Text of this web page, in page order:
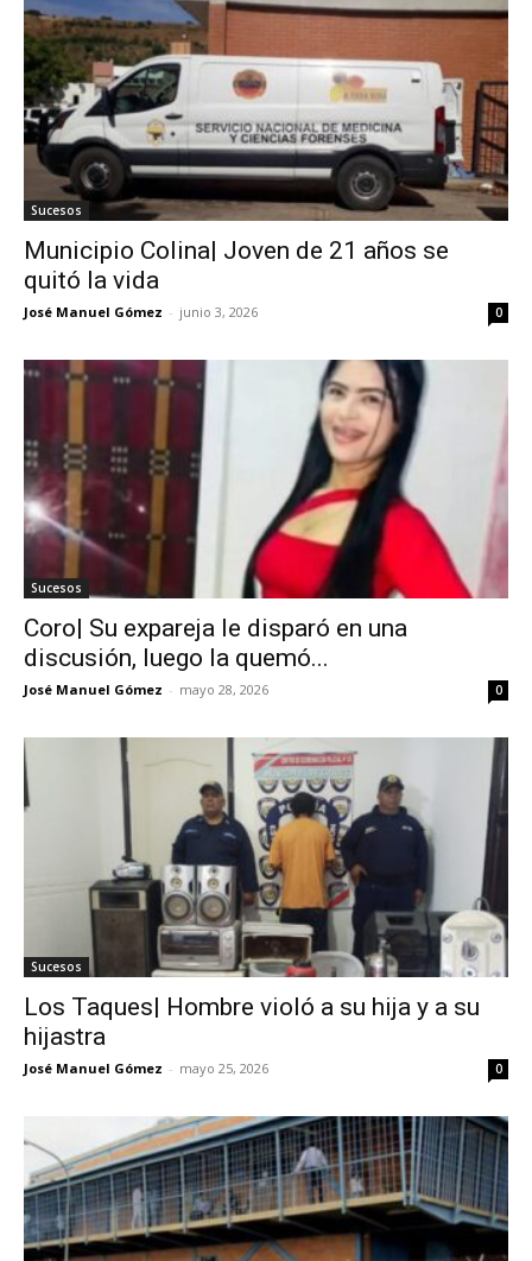
Sucesos
Municipio Colina| Joven de 21 años se
quitó la vida
José Manuel Gómez - junio 3, 2026 0
Sucesos
Coro| Su expareja le disparó en una
discusión, luego la quemó...
José Manuel Gómez - mayo 28, 2026 0
Sucesos
Los Taques| Hombre violó a su hija y a su
hijastra
José Manuel Gómez - mayo 25, 2026 0